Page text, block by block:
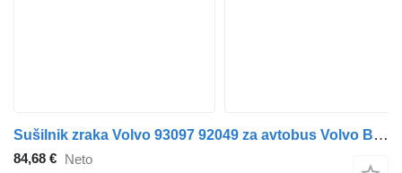
Sušilnik zraka Volvo 93097 92049 za avtobus Volvo B7, B8, B9, B12 bus (2005-)
84,68 € Neto